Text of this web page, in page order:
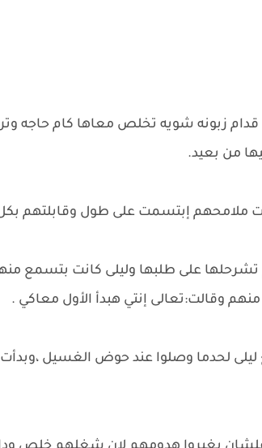
زبونه شويه تخلص معاها كام حاجه وتروح
من بعيد.
ملامحهم إبتسمت على طول وقابلتهم
تشرحلها على طلبها وليلى كانت بتسمع
وقالت:تعالى إنتي هبدأ الأول معاكي .
لحدما وصلوا عند حوض الغسيل